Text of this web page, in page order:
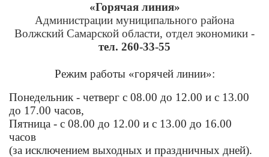
«Горячая линия»
Администрации муниципального района
Волжский Самарской области, отдел экономики -
тел. 260-33-55
Режим работы «горячей линии»:
Понедельник - четверг с 08.00 до 12.00 и с 13.00
до 17.00 часов,
Пятница - с 08.00 до 12.00 и с 13.00 до 16.00
часов
(за исключением выходных и праздничных дней).